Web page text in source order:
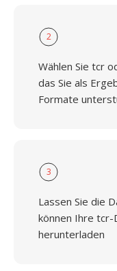
2
Wählen Sie tcr
das Sie als
Formate
3
Lassen Sie die
können Ihre tcr-
herunterladen